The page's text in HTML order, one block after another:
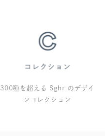
300種を超える Sghr のデザイ
ンコレクション